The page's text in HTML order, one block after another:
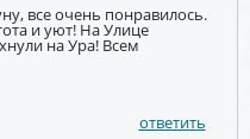
все очень понравилось.
и уют! На Улице
на Ура! Всем
ответить